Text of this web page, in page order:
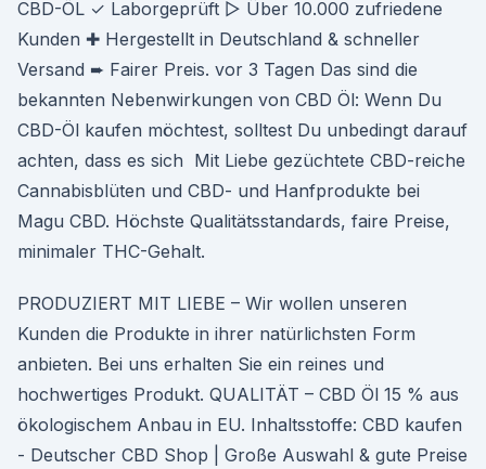
CBD-ÖL ✓ Laborgeprüft ▷ Über 10.000 zufriedene
Kunden ✚ Hergestellt in Deutschland & schneller
Versand ➨ Fairer Preis. vor 3 Tagen Das sind die
bekannten Nebenwirkungen von CBD Öl: Wenn Du
CBD-Öl kaufen möchtest, solltest Du unbedingt darauf
achten, dass es sich Mit Liebe gezüchtete CBD-reiche
Cannabisblüten und CBD- und Hanfprodukte bei
Magu CBD. Höchste Qualitätsstandards, faire Preise,
minimaler THC-Gehalt.
PRODUZIERT MIT LIEBE – Wir wollen unseren
Kunden die Produkte in ihrer natürlichsten Form
anbieten. Bei uns erhalten Sie ein reines und
hochwertiges Produkt. QUALITÄT – CBD Öl 15 % aus
ökologischem Anbau in EU. Inhaltsstoffe: CBD kaufen
- Deutscher CBD Shop | Große Auswahl & gute Preise